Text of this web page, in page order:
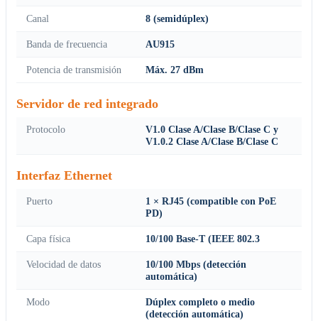
Canal 8 (semidúplex)
Banda de frecuencia AU915
Potencia de transmisión Máx. 27 dBm
Servidor de red integrado
Protocolo
V1.0 Clase A/Clase B/Clase C y
V1.0.2 Clase A/Clase B/Clase C
Interfaz Ethernet
Puerto
1 × RJ45 (compatible con PoE
PD)
Capa física 10/100 Base-T (IEEE 802.3
Velocidad de datos
10/100 Mbps (detección
automática)
Modo
Dúplex completo o medio
(detección automática)